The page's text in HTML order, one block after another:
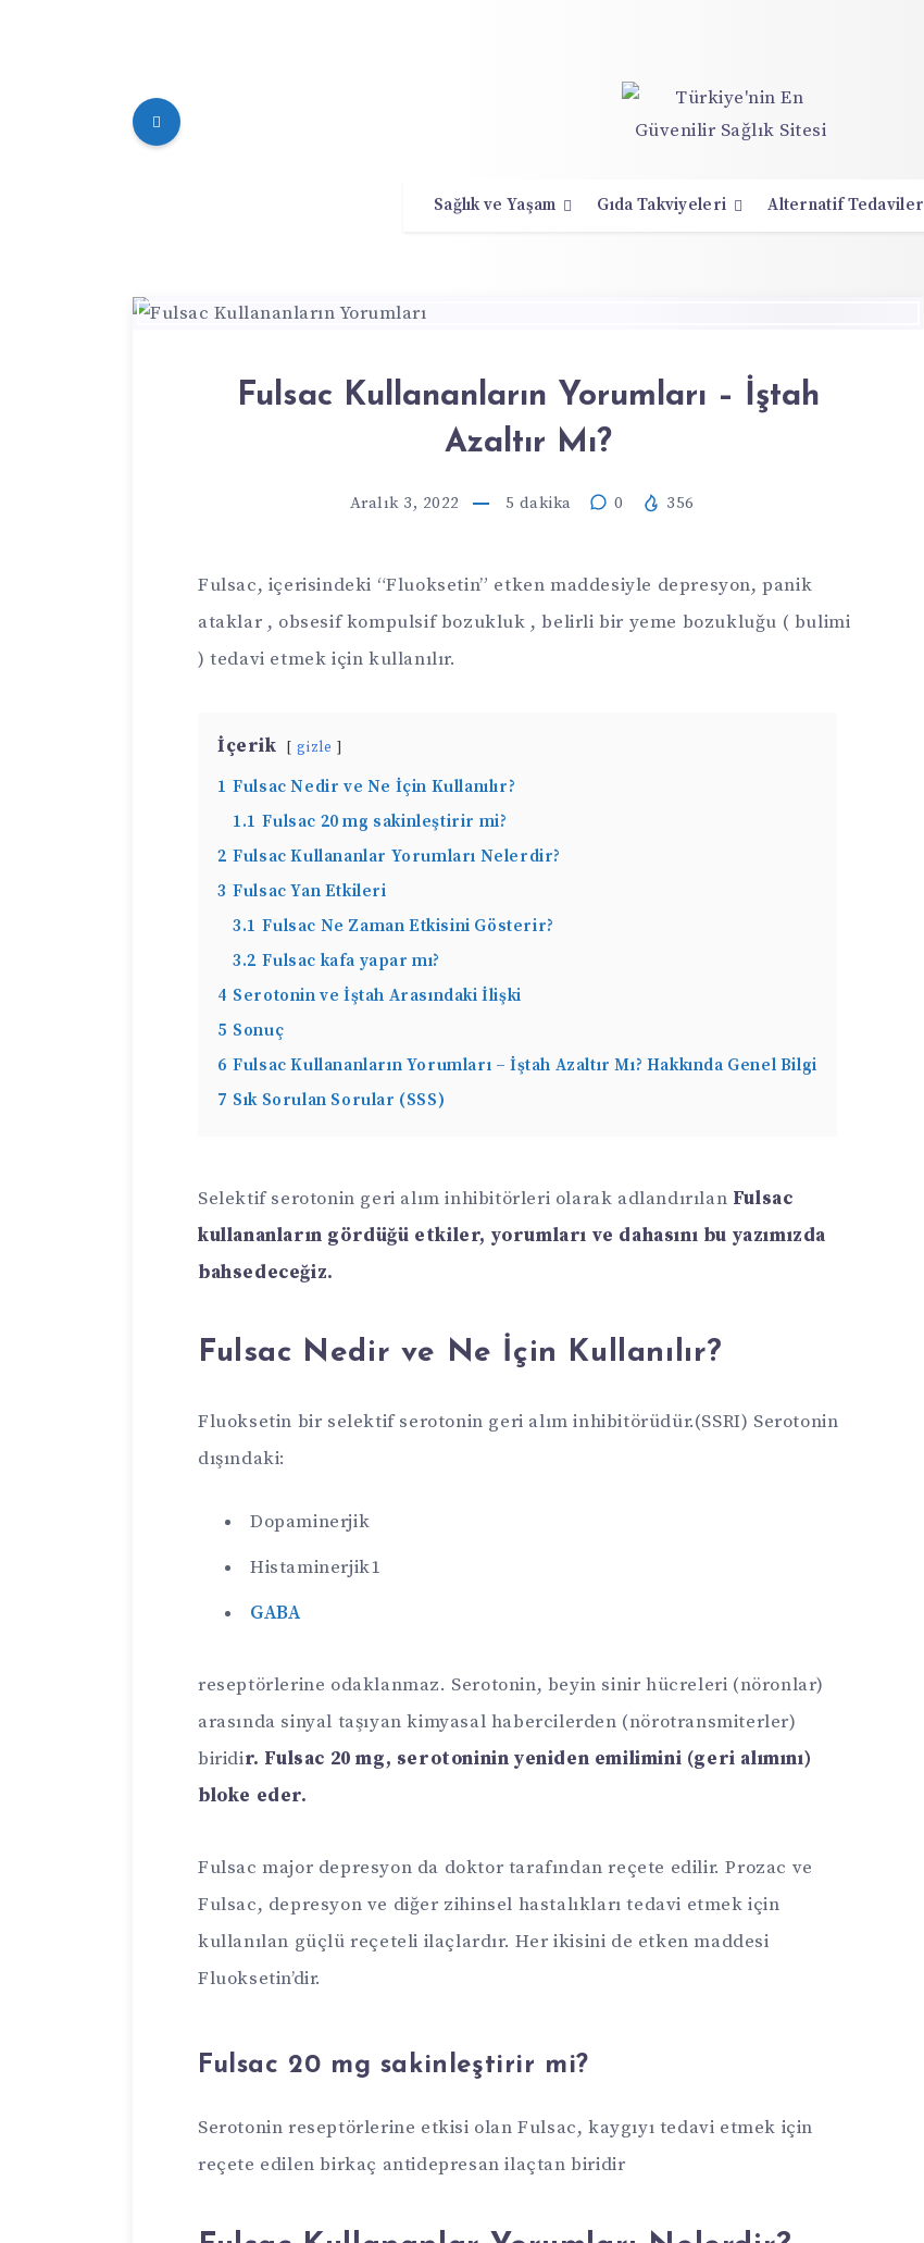
Sağlık ve Yaşam Gıda Takviyeleri Alternatif Tedaviler
Fulsac Kullananların Yorumları – İştah
Azaltır Mı?
Aralık 3, 2022 5 dakika 0 356
Fulsac, içerisindeki “Fluoksetin” etken maddesiyle depresyon, panik
ataklar , obsesif kompulsif bozukluk , belirli bir yeme bozukluğu ( bulimi
) tedavi etmek için kullanılır.
İçerik gizle
1 Fulsac Nedir ve Ne İçin Kullanılır?
1.1 Fulsac 20 mg sakinleştirir mi?
2 Fulsac Kullananlar Yorumları Nelerdir?
3 Fulsac Yan Etkileri
3.1 Fulsac Ne Zaman Etkisini Gösterir?
3.2 Fulsac kafa yapar mı?
4 Serotonin ve İştah Arasındaki İlişki
5 Sonuç
6 Fulsac Kullananların Yorumları – İştah Azaltır Mı? Hakkında Genel Bilgi
7 Sık Sorulan Sorular (SSS)
Selektif serotonin geri alım inhibitörleri olarak adlandırılan Fulsac
kullananların gördüğü etkiler, yorumları ve dahasını bu yazımızda
bahsedeceğiz.
Fulsac Nedir ve Ne İçin Kullanılır?
Fluoksetin bir selektif serotonin geri alım inhibitörüdür.(SSRI) Serotonin
dışındaki:
Dopaminerjik
Histaminerjik1
GABA
reseptörlerine odaklanmaz. Serotonin, beyin sinir hücreleri (nöronlar)
arasında sinyal taşıyan kimyasal habercilerden (nörotransmiterler)
biridir. Fulsac 20 mg, serotoninin yeniden emilimini (geri alımını)
bloke eder.
Fulsac major depresyon da doktor tarafından reçete edilir. Prozac ve
Fulsac, depresyon ve diğer zihinsel hastalıkları tedavi etmek için
kullanılan güçlü reçeteli ilaçlardır. Her ikisini de etken maddesi
Fluoksetin’dir.
Fulsac 20 mg sakinleştirir mi?
Serotonin reseptörlerine etkisi olan Fulsac, kaygıyı tedavi etmek için
reçete edilen birkaç antidepresan ilaçtan biridir